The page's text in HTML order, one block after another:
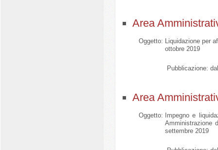
Area
Oggetto: Liquidazione per
ottobre 2019
Pubblicazione:
Area
Oggetto:
Impegno e
Amministrazione
settembre 2019